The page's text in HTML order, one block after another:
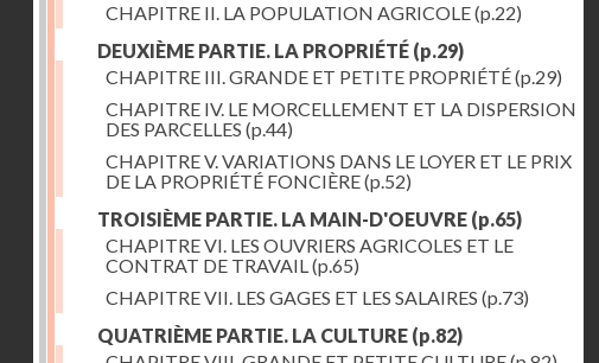
CHAPITRE II. LA POPULATION AGRICOLE(p.22)
DEUXIÈME PARTIE. LA PROPRIÉTÉ (p.29)
CHAPITRE III. GRANDE ET PETITE PROPRIÉTÉ(p.29)
CHAPITRE IV. LE MORCELLEMENT ET LA DISPERSION
DES PARCELLES (p.44)
CHAPITRE V. VARIATIONS DANS LE LOYER ET LE PRIX
DE LA PROPRIÉTÉ FONCIÈRE(p.52)
TROISIÈME PARTIE. LA MAIN-D'OEUVRE (p.65)
CHAPITRE VI. LES OUVRIERS AGRICOLES ET LE
CONTRAT DE TRAVAIL(p.65)
CHAPITRE VII. LES GAGES ET LES SALAIRES (p.73)
QUATRIÈME PARTIE. LA CULTURE (p.82)